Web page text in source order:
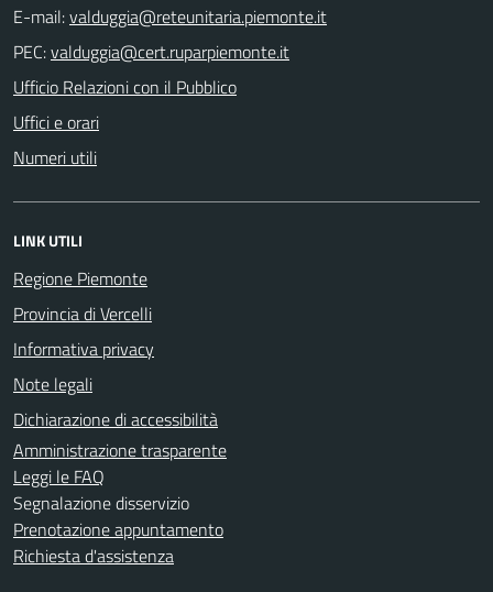
E-mail:
PEC:
Ufficio Relazioni con il Pubblico
Uffici e orari
Numeri utili
LINK UTILI
Regione Piemonte
Provincia di Vercelli
Informativa privacy
Note legali
Dichiarazione di accessibilità
Amministrazione trasparente
Leggi le FAQ
Segnalazione disservizio
Prenotazione appuntamento
Richiesta d'assistenza